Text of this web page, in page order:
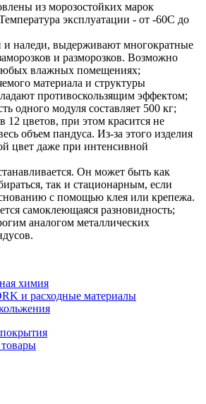
из морозостойких марок
эксплуатации - от -60С до
и наледи, выдерживают многократные
и разморозков. Возможно
влажных помещениях;
материала и структуры
противоскользящим эффектом;
одного модуля составляет 500 кг;
12 цветов, при этом красится не
объем пандуса. Из-за этого изделия
цвет даже при интенсивной
Он может быть как
так и стационарным, если
с помощью клея или крепежа.
самоклеющаяся разновидность;
аналогом металлических
химия
и расходные материалы